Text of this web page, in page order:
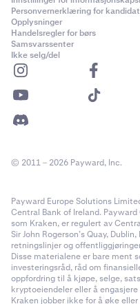
• NEAR
• STX
• SUI
•
• Grunnvalutaen for
er en
Hvis tapet er større enn
sikkerhetsvalutaer, vil
brukt etter behov.
Personvernerklæring for
Opplysninger
Handelsregler for børs
Samsvarssenter
Ikke selg/del
© 2011 – 2026 Payward, Inc.
Payward Europe Solutions
Central Bank of Ireland.
som Kraken, er regulert av
Sir John Rogerson’s Quay,
retningslinjer og
Disse materialene er bare ment
investeringsråd, råd om
oppfordring til å kjøpe, selge,
kryptoeiendeler eller å
Kraken jobber ikke for å øke